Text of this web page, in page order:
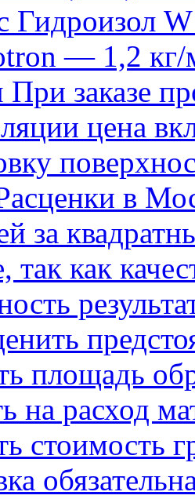
— 1,2 кг/
заказе
цена
в
за
так как
площадь
на расход
стоимость